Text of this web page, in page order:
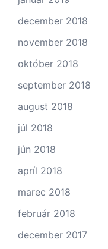
december 2018
november 2018
október 2018
september 2018
august 2018
júl 2018
jún 2018
apríl 2018
marec 2018
február 2018
december 2017